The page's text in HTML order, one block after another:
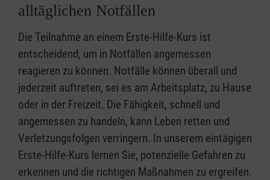
alltäglichen Notfällen
Die Teilnahme an einem Erste-Hilfe-Kurs ist
entscheidend, um in Notfällen angemessen
reagieren zu können. Notfälle können überall und
jederzeit auftreten, sei es am Arbeitsplatz, zu Hause
oder in der Freizeit. Die Fähigkeit, schnell und
angemessen zu handeln, kann Leben retten und
Verletzungsfolgen verringern. In unserem eintägigen
Erste-Hilfe-Kurs lernen Sie, potenzielle Gefahren zu
erkennen und die richtigen Maßnahmen zu ergreifen.